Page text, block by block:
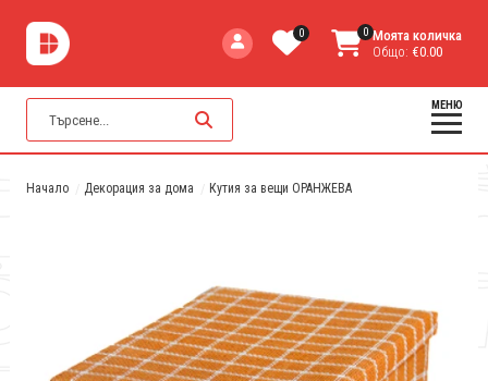
0 0 Моята количка
Общо: €0.00
МЕНЮ
Начало Декорация за дома Кутия за вещи ОРАНЖЕВА